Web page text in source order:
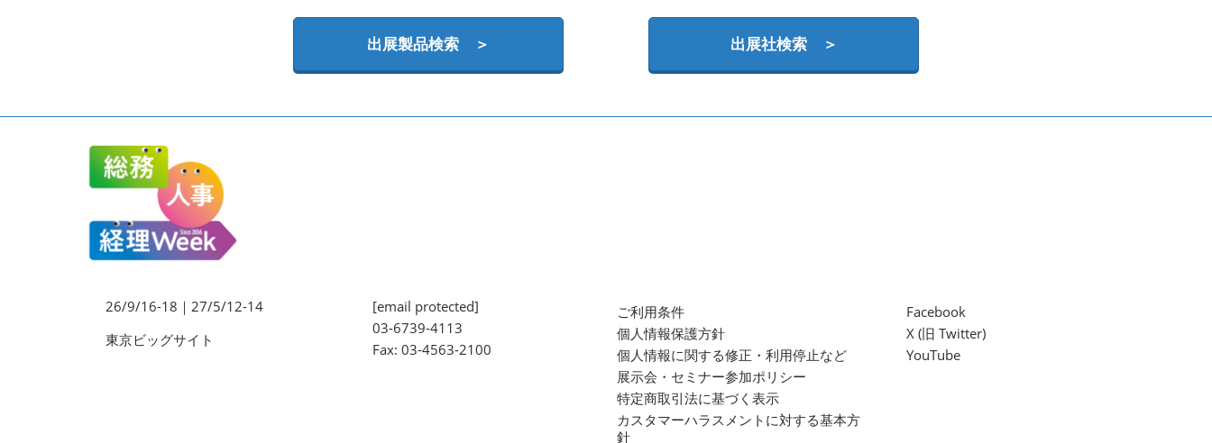
ワークプレイス改革EXPO
【9月より】バックオフィス
AIエージェント EXPO
【9月】展示会概要
出展製品検索 ＞ 出展社検索 ＞
26/9/16-18｜27/5/12-14
東京ビッグサイト
[email protected]
03-6739-4113
Fax: 03-4563-2100
ご利用条件
個人情報保護方針
個人情報に関する修正・利用停止など
展示会・セミナー参加ポリシー
特定商取引法に基づく表示
カスタマーハラスメントに対する基本方
針
Facebook
X (旧 Twitter)
YouTube